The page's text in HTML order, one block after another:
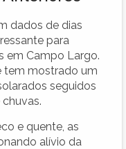
dados de dias
para
em Campo Largo.
tem mostrado um
seguidos
e quente, as
alívio da